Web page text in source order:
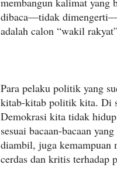
dibaca—tidak
adalah calon “wakil
Para pelaku politik yang
kitab-kitab politik kita. Di
Demokrasi kita tidak
sesuai bacaan-bacaan
diambil, juga kemampuan
cerdas dan kritis